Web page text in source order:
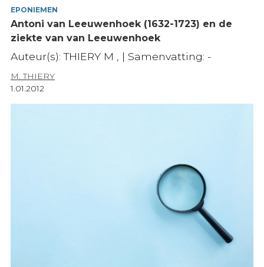
EPONIEMEN
Antoni van Leeuwenhoek (1632-1723) en de
ziekte van van Leeuwenhoek
Auteur(s): THIERY M , | Samenvatting: -
M. THIERY
1.01.2012